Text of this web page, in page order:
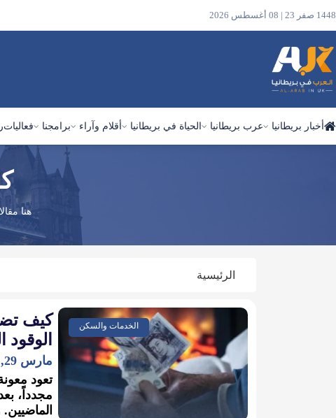
1448 صفر 23 | 08 أغسطس 2026
أخبار بريطانيا عرب بريطانيا الحياة في بريطانيا أقلام وآراء برامجنا فعاليات
هنا
الرئيسية
الخدمات والسكن
كيف
مارس 29, 2026
تعود
مجدداً،